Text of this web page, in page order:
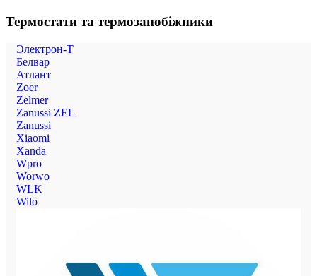
Термостати та термозапобіжники
Электрон-Т
Белвар
Атлант
Zoer
Zelmer
Zanussi ZEL
Zanussi
Xiaomi
Xanda
Wpro
Worwo
WLK
Wilo